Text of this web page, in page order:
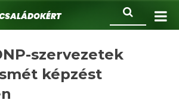
szervezetek
képzést